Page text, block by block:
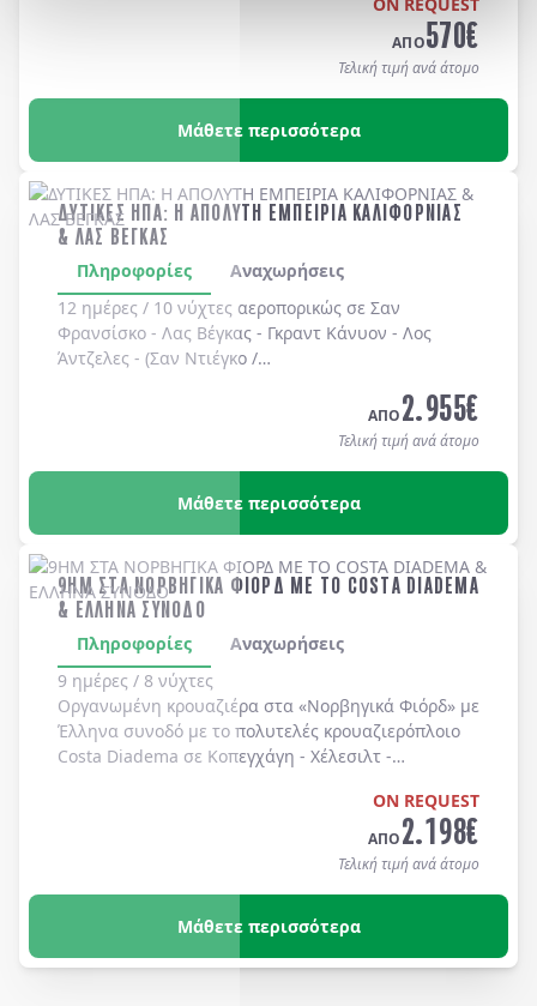
ΑΠΟ570€
Τελική τιμή ανά άτομο
Μάθετε περισσότερα
ΔΥΤΙΚΕΣ ΗΠΑ: Η ΑΠΟΛΥΤΗ ΕΜΠΕΙΡΙΑ ΚΑΛΙΦΟΡΝΙΑΣ
& ΛΑΣ ΒΕΓΚΑΣ
Πληροφορίες
Αναχωρήσεις
12 ημέρες / 10 νύχτες αεροπορικώς σε Σαν
Φρανσίσκο - Λας Βέγκας - Γκραντ Κάνυον - Λος
Άντζελες - (Σαν Ντιέγκο /
. Διαμονή σε
ΑΠΟ2.955€
Τελική τιμή ανά άτομο
Μάθετε περισσότερα
9ΗΜ ΣΤΑ ΝΟΡΒΗΓΙΚΑ ΦΙΟΡΔ ΜΕ ΤΟ COSTA DIADEMA
& ΕΛΛΗΝΑ ΣΥΝΟΔΟ
Πληροφορίες
Αναχωρήσεις
9 ημέρες / 8 νύχτες
Οργανωμένη κρουαζιέρα στα «Νορβηγικά Φιόρδ» με
Έλληνα συνοδό με το πολυτελές κρουαζιερόπλοιο
Costa Diadema σε Κοπεγχάγη - Χέλεσιλτ -
ON REQUEST
ΑΠΟ2.198€
Τελική τιμή ανά άτομο
Μάθετε περισσότερα